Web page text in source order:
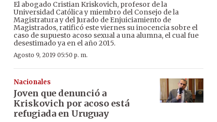
El abogado Cristian Kriskovich, profesor de la
Universidad Católica y miembro del Consejo de la
Magistratura y del Jurado de Enjuiciamiento de
Magistrados, ratificó este viernes su inocencia sobre el
caso de supuesto acoso sexual a una alumna, el cual fue
desestimado ya en el año 2015.
Agosto 9, 2019 05:50 p. m.
Nacionales
Joven que denunció a
Kriskovich por acoso está
refugiada en Uruguay